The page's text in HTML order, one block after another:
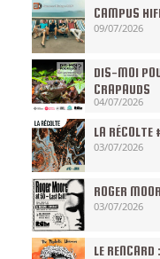
CAMPUS
09/07/2026
DIS-MOI
CRAPAUDS
04/07/2026
LA
03/07/2026
ROGER
03/07/2026
LE